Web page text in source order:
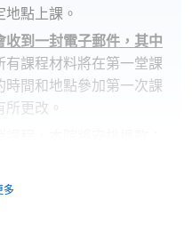
點上課。
收到一封電子郵件，其中
有課程材料將在第一堂課
時間和地點參加第一次課
更改。
不提供補課或其他安排。
多